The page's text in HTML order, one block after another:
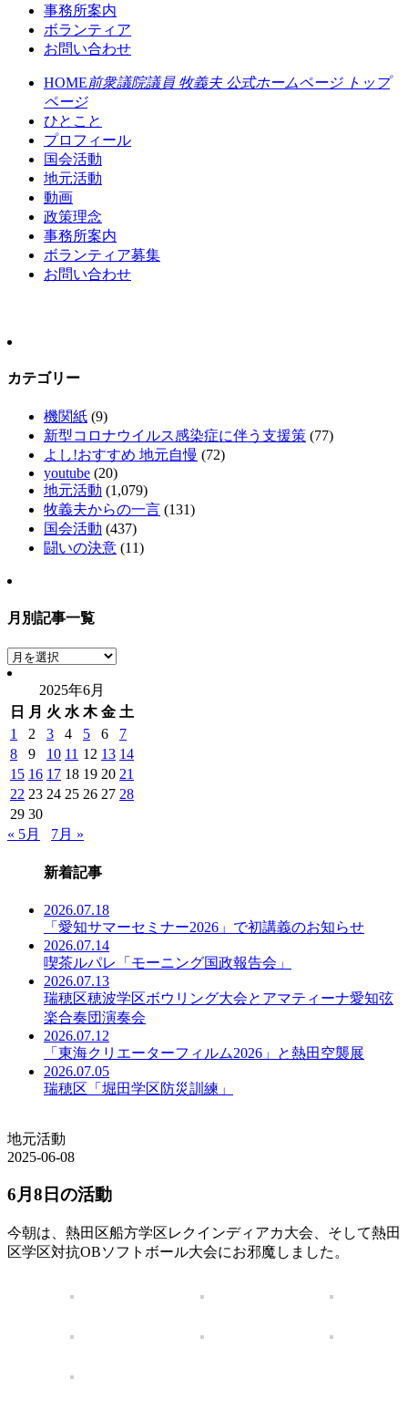
事務所案内
ボランティア
お問い合わせ
HOME前衆議院議員 牧義夫 公式ホームページ トップ
ページ
ひとこと
プロフィール
国会活動
地元活動
動画
政策理念
事務所案内
ボランティア募集
お問い合わせ
カテゴリー
機関紙 (9)
新型コロナウイルス感染症に伴う支援策 (77)
よし!おすすめ 地元自慢 (72)
youtube (20)
地元活動 (1,079)
牧義夫からの一言 (131)
国会活動 (437)
闘いの決意 (11)
月別記事一覧
月
別
事
一
覧
2025年6月
日
月 火 水 木 金 土
1
2 3 4 5 6
7
8
9 10 11 12 13 14
15 16 17 18 19 20 21
22 23 24 25 26 27 28
29 30
« 5月
7月 »
新着記事
2026.07.18
「愛知サマーセミナー2026」で初講義のお知らせ
2026.07.14
喫茶ルパレ「モーニング国政報告会」
2026.07.13
瑞穂区穂波学区ボウリング大会とアマティーナ愛知弦
楽合奏団演奏会
2026.07.12
「東海クリエーターフィルム2026」と熱田空襲展
2026.07.05
瑞穂区「堀田学区防災訓練」
地元活動
2025-06-08
6月8日の活動
今朝は、熱田区船方学区レクインディアカ大会、そして熱田
区学区対抗OBソフトボール大会にお邪魔しました。